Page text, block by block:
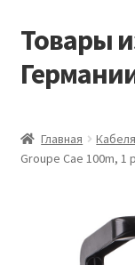
Перейти
навигации
Перейти
содержимому
Товары
Виды доставки
Контакты
Главная
Groupe Cae 100m, 1